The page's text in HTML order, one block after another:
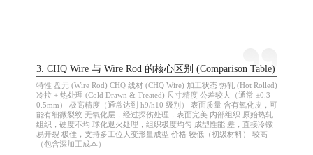
3. CHQ Wire 与 Wire Rod 的核心区别 (Comparison Table)
特性 盘元 (Wire Rod) CHQ 线材 (CHQ Wire) 加工状态 热轧 (Hot Rolled)
冷拉 + 热处理 (Cold Drawn & Treated) 尺寸精度 公差较大（通常 ±0.3-
0.5mm） 极高精度（通常达到 h9/h10 级别） 表面质量 含有氧化皮，可
能有细微裂纹 无氧化层，经过探伤处理，表面完美 内部组织 原始热轧
组织，硬度不均 球化退火处理，组织极度均匀 成型性能 差，直接冷镦
易开裂 极佳，支持多工位大变形量成型 价格 较低（初级材料） 较高
（包含深加工成本）